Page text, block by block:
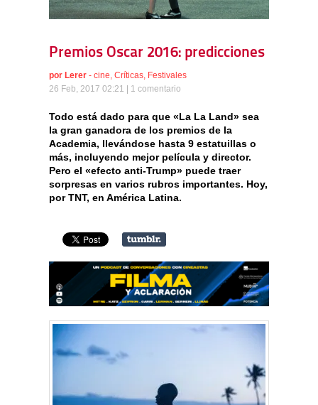
Premios Oscar 2016: predicciones
por Lerer - cine, Críticas, Festivales
26 Feb, 2017 02:21 | 1 comentario
Todo está dado para que «La La Land» sea
la gran ganadora de los premios de la
Academia, llevándose hasta 9 estatuillas o
más, incluyendo mejor película y director.
Pero el «efecto anti-Trump» puede traer
sorpresas en varios rubros importantes. Hoy,
por TNT, en América Latina.